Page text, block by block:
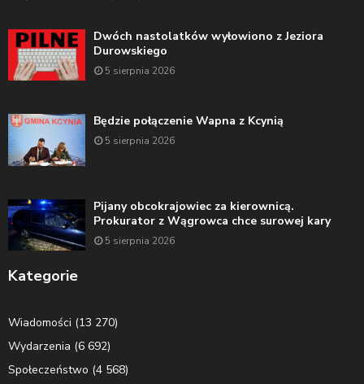
Dwóch nastolatków wyłowiono z Jeziora
Durowskiego
5 sierpnia 2026
Będzie połączenie Wapna z Kcynią
5 sierpnia 2026
Pijany obcokrajowiec za kierownicą.
Prokurator z Wągrowca chce surowej kary
5 sierpnia 2026
Kategorie
Wiadomości (13 270)
Wydarzenia (6 692)
Społeczeństwo (4 568)